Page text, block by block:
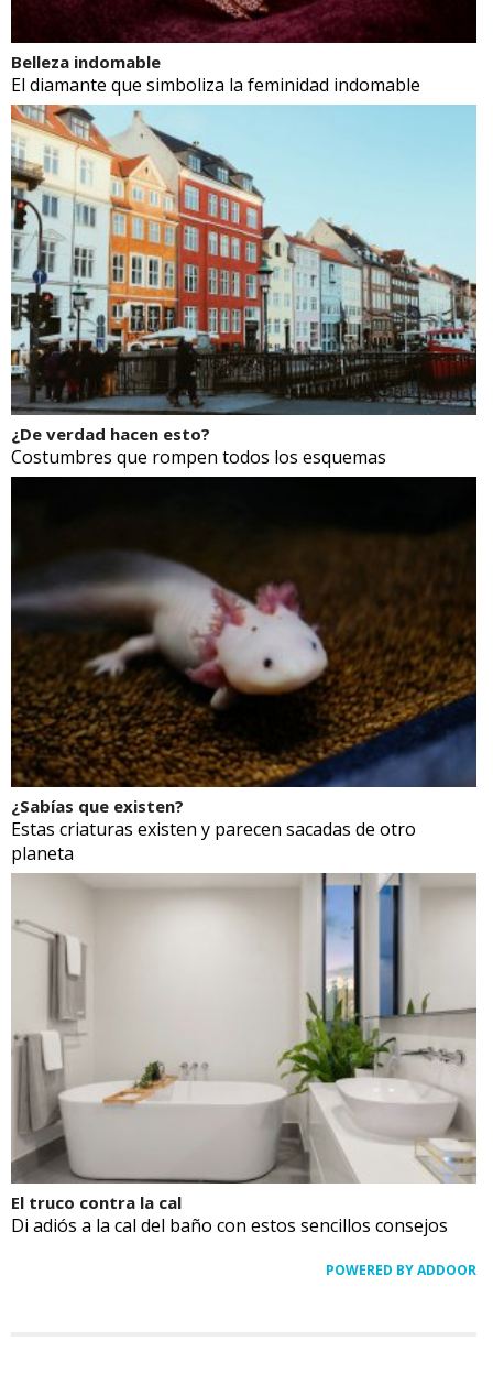
Belleza indomable
El diamante que simboliza la feminidad indomable
¿De verdad hacen esto?
Costumbres que rompen todos los esquemas
¿Sabías que existen?
Estas criaturas existen y parecen sacadas de otro
planeta
El truco contra la cal
Di adiós a la cal del baño con estos sencillos consejos
POWERED BY ADDOOR